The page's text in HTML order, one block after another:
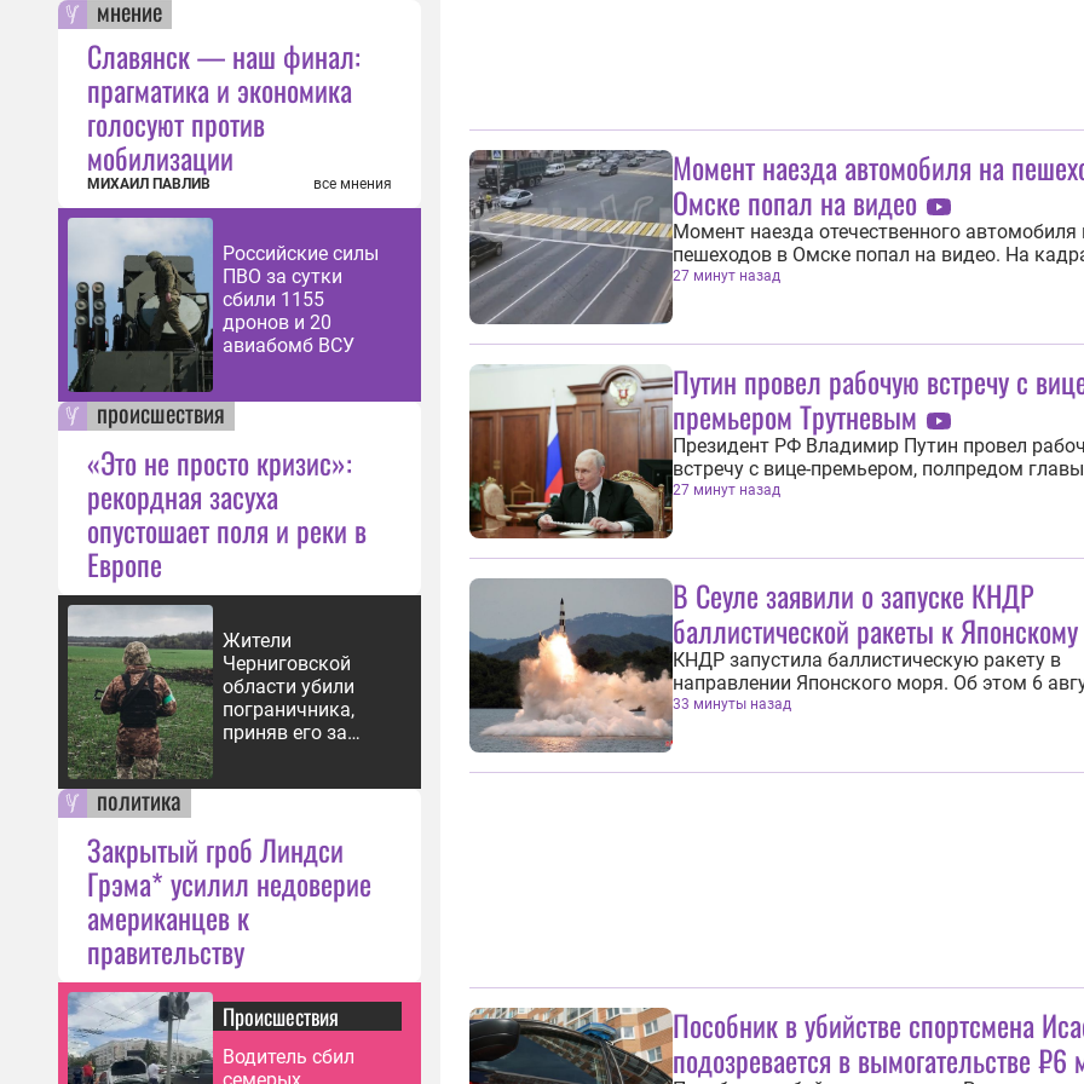
мнение
Славянск — наш финал:
прагматика и экономика
голосуют против
мобилизации
МИХАИЛ ПАВЛИВ все мнения
Российские силы
ПВО за сутки
сбили 1155
дронов и 20
авиабомб ВСУ
происшествия
«Это не просто кризис»:
рекордная засуха
опустошает поля и реки в
Европе
Жители
Черниговской
области убили
пограничника,
приняв его за
политика
Закрытый гроб Линдси
Грэма* усилил недоверие
американцев к
правительству
Происшествия
Водитель сбил
Момент наезда автомобиля на
Омске попал на видео
Момент наезда отечественного автомобиля
пешеходов в Омске попал на видео. На
видеорегистратора видно, как LADA сначала
пересечении улицы Масленникова и
Карла Маркса. Водитель LADA снес семь...
27 минут назад
Путин провел рабочую встречу с
премьером Трутневым
Президент РФ Владимир Путин провел
встречу с вице-премьером, полпредом главы
государства в Дальневосточном
Востоком была поставлена стратегическая
довести совокупный объем...
27 минут назад
В Сеуле заявили о запуске КНДР
баллистической ракеты к
КНДР запустила баллистическую ракету в
направлении Японского моря. Об этом 6
сообщил Объединенный комитет
запущенную из района Вонсан в сторону
33 минуты назад
Пособник в убийстве спортсмена
подозревается в вымогательстве ₽6